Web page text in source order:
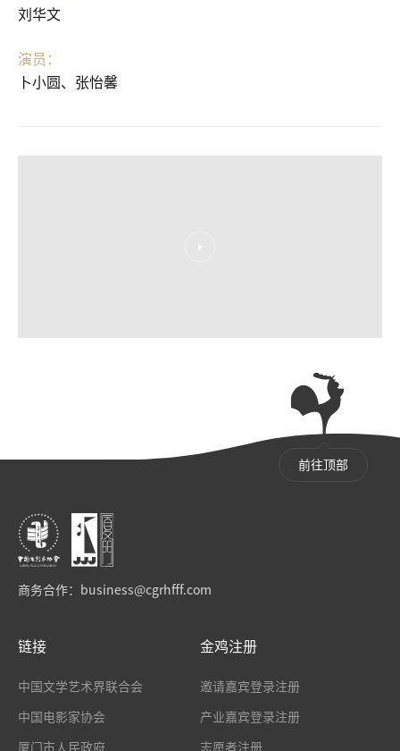
刘华文
演员：
卜小圆、张怡馨
前往顶部
商务合作： business@cgrhfff.com
链接
中国文学艺术界联合会
中国电影家协会
厦门市人民政府
金鸡注册
邀请嘉宾登录注册
产业嘉宾登录注册
志愿者注册